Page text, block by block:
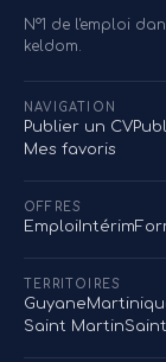
N°1 de l'emploi
keldom.
NAVIGATION
Publier un CV
Mes favoris
OFFRES
EmploiIntérim
TERRITOIRES
Guyane
Saint Martin